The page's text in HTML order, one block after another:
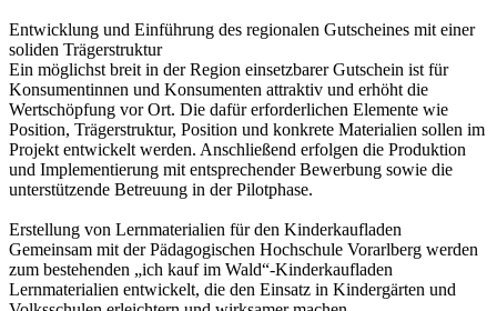
Entwicklung und Einführung des regionalen Gutscheines mit einer
soliden Trägerstruktur
Ein möglichst breit in der Region einsetzbarer Gutschein ist für
Konsumentinnen und Konsumenten attraktiv und erhöht die
Wertschöpfung vor Ort. Die dafür erforderlichen Elemente wie
Position, Trägerstruktur, Position und konkrete Materialien sollen im
Projekt entwickelt werden. Anschließend erfolgen die Produktion
und Implementierung mit entsprechender Bewerbung sowie die
unterstützende Betreuung in der Pilotphase.
Erstellung von Lernmaterialien für den Kinderkaufladen
Gemeinsam mit der Pädagogischen Hochschule Vorarlberg werden
zum bestehenden „ich kauf im Wald“-Kinderkaufladen
Lernmaterialien entwickelt, die den Einsatz in Kindergärten und